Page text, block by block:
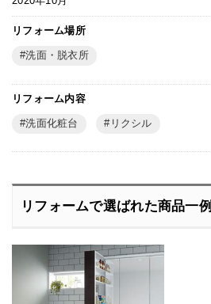
リフォーム場所
洗面・脱衣所
リフォーム内容
洗面化粧台 リクシル
リフォームで選ばれた商品一例